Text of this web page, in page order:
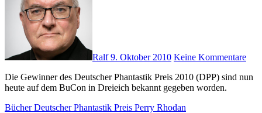
Ralf9. Oktober 2010 Keine Kommentare
Die Gewinner des Deutscher Phantastik Preis 2010 (DPP) sind nun
heute auf dem BuCon in Dreieich bekannt gegeben worden.
BücherDeutscher Phantastik Preis Perry Rhodan